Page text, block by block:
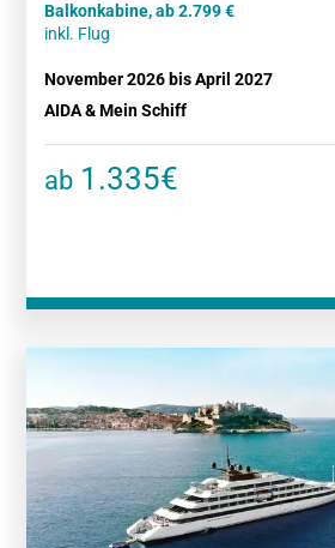
Balkonkabine, ab 2.799
inkl. Flug
November 2026 bis April 2027
AIDA & Mein Schiff
ab 1.335€